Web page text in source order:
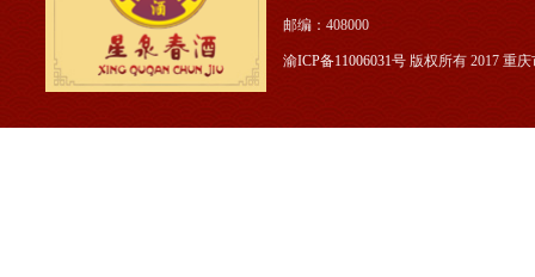
邮编：408000
渝ICP备11006031号 版权所有 2017 重